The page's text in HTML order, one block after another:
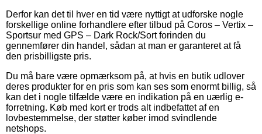
Derfor kan det til hver en tid være nyttigt at udforske nogle
forskellige online forhandlere efter tilbud på Coros – Vertix –
Sportsur med GPS – Dark Rock/Sort forinden du
gennemfører din handel, sådan at man er garanteret at få
den prisbilligste pris.
Du må bare være opmærksom på, at hvis en butik udlover
deres produkter for en pris som kan ses som enormt billig, så
kan det i nogle tilfælde være en indikation på en uærlig e-
forretning. Køb med kort er trods alt indbefattet af en
lovbestemmelse, der støtter køber imod svindlende
netshops.